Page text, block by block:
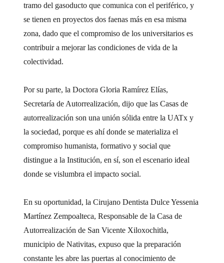
tramo del gasoducto que comunica con el periférico, y
se tienen en proyectos dos faenas más en esa misma
zona, dado que el compromiso de los universitarios es
contribuir a mejorar las condiciones de vida de la
colectividad.
Por su parte, la Doctora Gloria Ramírez Elías,
Secretaría de Autorrealización, dijo que las Casas de
autorrealización son una unión sólida entre la UATx y
la sociedad, porque es ahí donde se materializa el
compromiso humanista, formativo y social que
distingue a la Institución, en sí, son el escenario ideal
donde se vislumbra el impacto social.
En su oportunidad, la Cirujano Dentista Dulce Yessenia
Martínez Zempoalteca, Responsable de la Casa de
Autorrealización de San Vicente Xiloxochitla,
municipio de Nativitas, expuso que la preparación
constante les abre las puertas al conocimiento de